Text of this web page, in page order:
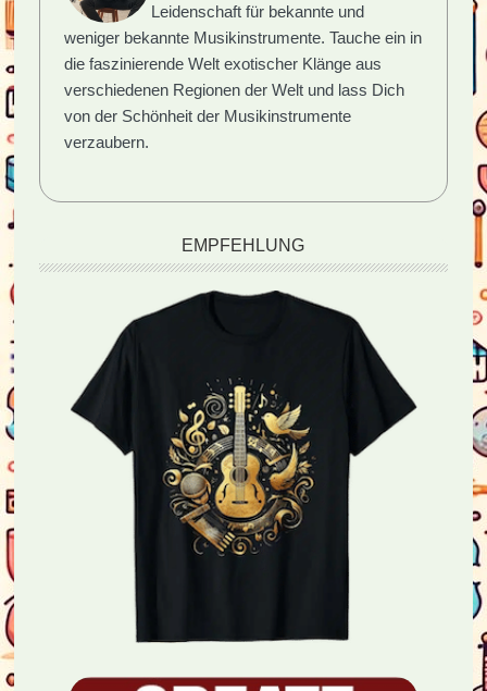
Leidenschaft für bekannte und
weniger bekannte Musikinstrumente. Tauche ein in
die faszinierende Welt exotischer Klänge aus
verschiedenen Regionen der Welt und lass Dich
von der Schönheit der Musikinstrumente
verzaubern.
EMPFEHLUNG